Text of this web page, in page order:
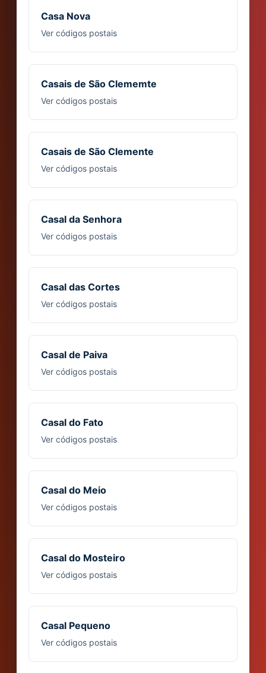
Casa Nova
Ver códigos postais
Casais de São Clememte
Ver códigos postais
Casais de São Clemente
Ver códigos postais
Casal da Senhora
Ver códigos postais
Casal das Cortes
Ver códigos postais
Casal de Paiva
Ver códigos postais
Casal do Fato
Ver códigos postais
Casal do Meio
Ver códigos postais
Casal do Mosteiro
Ver códigos postais
Casal Pequeno
Ver códigos postais